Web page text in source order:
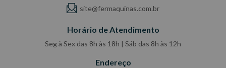
site@fermaquinas.com.br
Horário de Atendimento
Seg à Sex das 8h às 18h | Sáb das 8h às 12h
Endereço